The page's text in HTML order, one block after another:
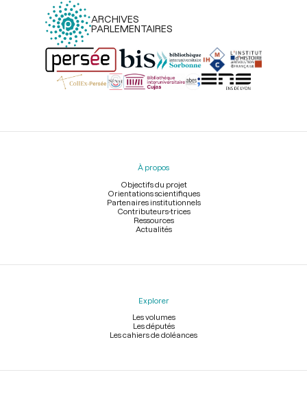
ARCHIVES
PARLEMENTAIRES
Menu
À propos
Objectifs du projet
Orientations scientifiques
Partenaires institutionnels
Contributeurs-trices
Ressources
Actualités
Explorer
Les volumes
Les députés
Les cahiers de doléances